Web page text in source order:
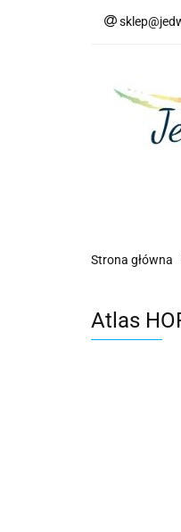
Strona główna
Atlas